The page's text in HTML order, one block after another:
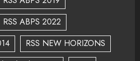
RSS ABPS 2022
RSS NEW HORIZONS